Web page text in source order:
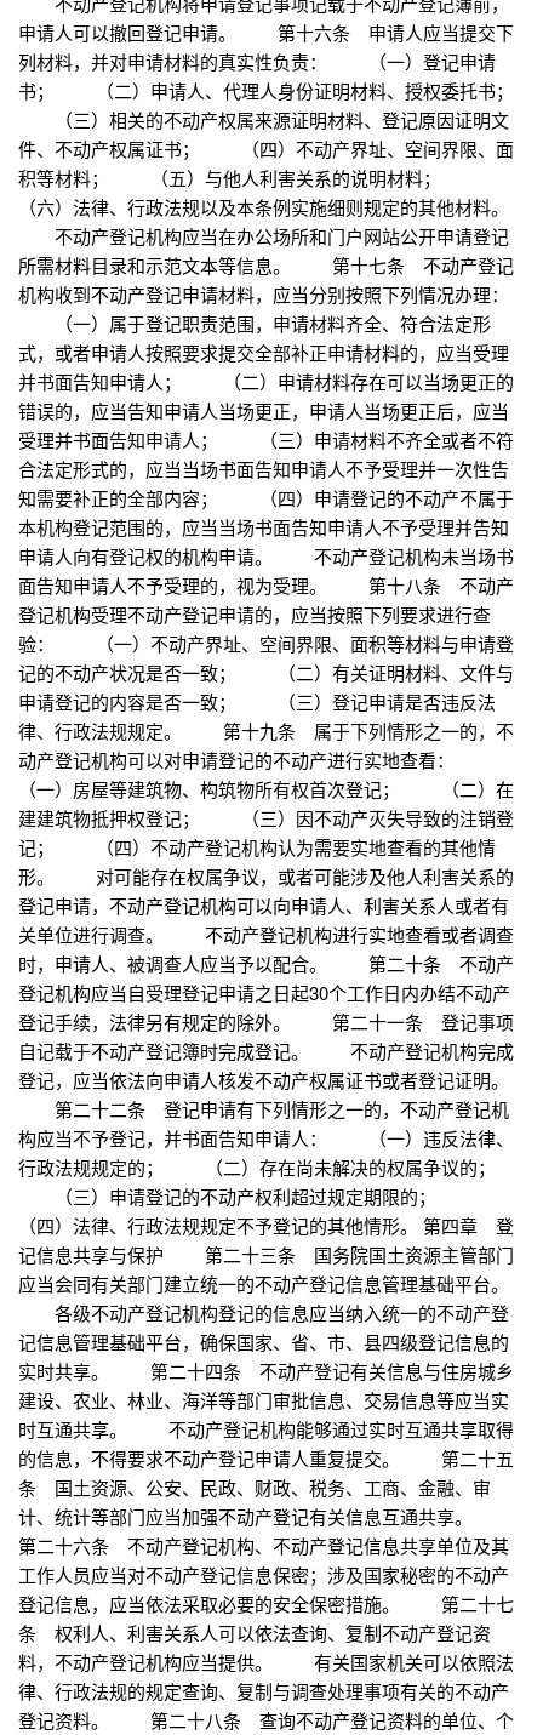
申请人可以撤回登记申请。 第十六条 申请人应当提交下
列材料，并对申请材料的真实性负责： （一）登记申请
书； （二）申请人、代理人身份证明材料、授权委托书；
（三）相关的不动产权属来源证明材料、登记原因证明文
件、不动产权属证书； （四）不动产界址、空间界限、面
积等材料； （五）与他人利害关系的说明材料；
（六）法律、行政法规以及本条例实施细则规定的其他材料。
不动产登记机构应当在办公场所和门户网站公开申请登记
所需材料目录和示范文本等信息。 第十七条 不动产登记
机构收到不动产登记申请材料，应当分别按照下列情况办理：
（一）属于登记职责范围，申请材料齐全、符合法定形
式，或者申请人按照要求提交全部补正申请材料的，应当受理
并书面告知申请人； （二）申请材料存在可以当场更正的
错误的，应当告知申请人当场更正，申请人当场更正后，应当
受理并书面告知申请人； （三）申请材料不齐全或者不符
合法定形式的，应当当场书面告知申请人不予受理并一次性告
知需要补正的全部内容； （四）申请登记的不动产不属于
本机构登记范围的，应当当场书面告知申请人不予受理并告知
申请人向有登记权的机构申请。 不动产登记机构未当场书
面告知申请人不予受理的，视为受理。 第十八条 不动产
登记机构受理不动产登记申请的，应当按照下列要求进行查
验： （一）不动产界址、空间界限、面积等材料与申请登
记的不动产状况是否一致； （二）有关证明材料、文件与
申请登记的内容是否一致； （三）登记申请是否违反法
律、行政法规规定。 第十九条 属于下列情形之一的，不
动产登记机构可以对申请登记的不动产进行实地查看：
（一）房屋等建筑物、构筑物所有权首次登记； （二）在
建建筑物抵押权登记； （三）因不动产灭失导致的注销登
记； （四）不动产登记机构认为需要实地查看的其他情
形。 对可能存在权属争议，或者可能涉及他人利害关系的
登记申请，不动产登记机构可以向申请人、利害关系人或者有
关单位进行调查。 不动产登记机构进行实地查看或者调查
时，申请人、被调查人应当予以配合。 第二十条 不动产
登记机构应当自受理登记申请之日起30个工作日内办结不动产
登记手续，法律另有规定的除外。 第二十一条 登记事项
自记载于不动产登记簿时完成登记。 不动产登记机构完成
登记，应当依法向申请人核发不动产权属证书或者登记证明。
第二十二条 登记申请有下列情形之一的，不动产登记机
构应当不予登记，并书面告知申请人： （一）违反法律、
行政法规规定的； （二）存在尚未解决的权属争议的；
（三）申请登记的不动产权利超过规定期限的；
（四）法律、行政法规规定不予登记的其他情形。 第四章 登
记信息共享与保护 第二十三条 国务院国土资源主管部门
应当会同有关部门建立统一的不动产登记信息管理基础平台。
各级不动产登记机构登记的信息应当纳入统一的不动产登
记信息管理基础平台，确保国家、省、市、县四级登记信息的
实时共享。 第二十四条 不动产登记有关信息与住房城乡
建设、农业、林业、海洋等部门审批信息、交易信息等应当实
时互通共享。 不动产登记机构能够通过实时互通共享取得
的信息，不得要求不动产登记申请人重复提交。 第二十五
条 国土资源、公安、民政、财政、税务、工商、金融、审
计、统计等部门应当加强不动产登记有关信息互通共享。
第二十六条 不动产登记机构、不动产登记信息共享单位及其
工作人员应当对不动产登记信息保密；涉及国家秘密的不动产
登记信息，应当依法采取必要的安全保密措施。 第二十七
条 权利人、利害关系人可以依法查询、复制不动产登记资
料，不动产登记机构应当提供。 有关国家机关可以依照法
律、行政法规的规定查询、复制与调查处理事项有关的不动产
登记资料。 第二十八条 查询不动产登记资料的单位、个